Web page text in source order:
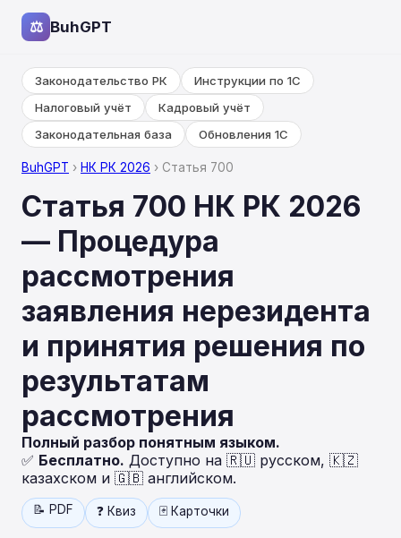
⚖ BuhGPT
Законодательство РК
Инструкции по 1С
Налоговый учёт
Кадровый учёт
Законодательная база
Обновления 1С
BuhGPT › НК РК 2026 › Статья 700
Статья 700 НК РК 2026
— Процедура
рассмотрения
заявления нерезидента
и принятия решения по
результатам
рассмотрения
Полный разбор понятным языком.
✅ Бесплатно. Доступно на 🇷🇺 русском, 🇰🇿
казахском и 🇬🇧 английском.
📝 PDF ❓ Квиз 🃏 Карточки